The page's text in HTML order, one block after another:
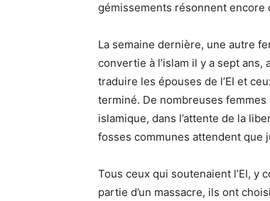
gémissements résonnent encore
La semaine dernière, une autre
convertie à l’islam il y a sept ans,
traduire les épouses de l’EI et
terminé. De nombreuses
islamique, dans l’attente de la
fosses communes attendent que
Tous ceux qui soutenaient l’EI, y
partie d’un massacre, ils ont